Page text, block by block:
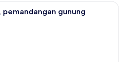
Kamar, 1 Tempat Tidur King,
pemandangan gunung